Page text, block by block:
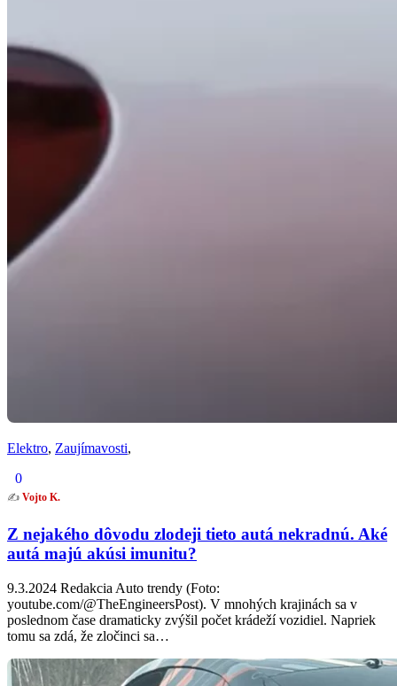
Elektro, Zaujímavosti,
0
✍️ Vojto K.
Z nejakého dôvodu zlodeji tieto autá nekradnú. Aké
autá majú akúsi imunitu?
9.3.2024 Redakcia Auto trendy (Foto:
youtube.com/@TheEngineersPost). V mnohých krajinách sa v
poslednom čase dramaticky zvýšil počet krádeží vozidiel. Napriek
tomu sa zdá, že zločinci sa…